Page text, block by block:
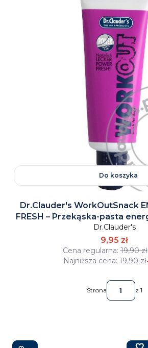
Do koszyka
Dr.Clauder's WorkOutSnack
FRESH – Przekąska-pasta
Dr.Clauder's
9,95 zł
Cena regularna: 19,90 zł
Najniższa cena: 19,90 zł
Strona z 1